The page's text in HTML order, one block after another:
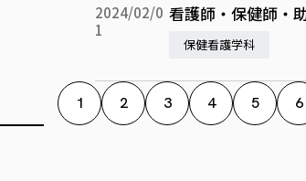
2024/02/0
1
看護師・保健師・
保健看護学科
1 2 3 4 5 6